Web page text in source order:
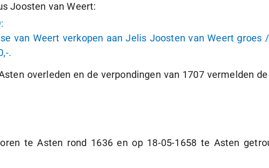
Joosten van Weert:
:
van Weert verkopen aan Jelis Joosten van Weert groes
.
overleden en de verpondingen van 1707 vermelden
te Asten rond 1636 en op 18-05-1658 te Asten